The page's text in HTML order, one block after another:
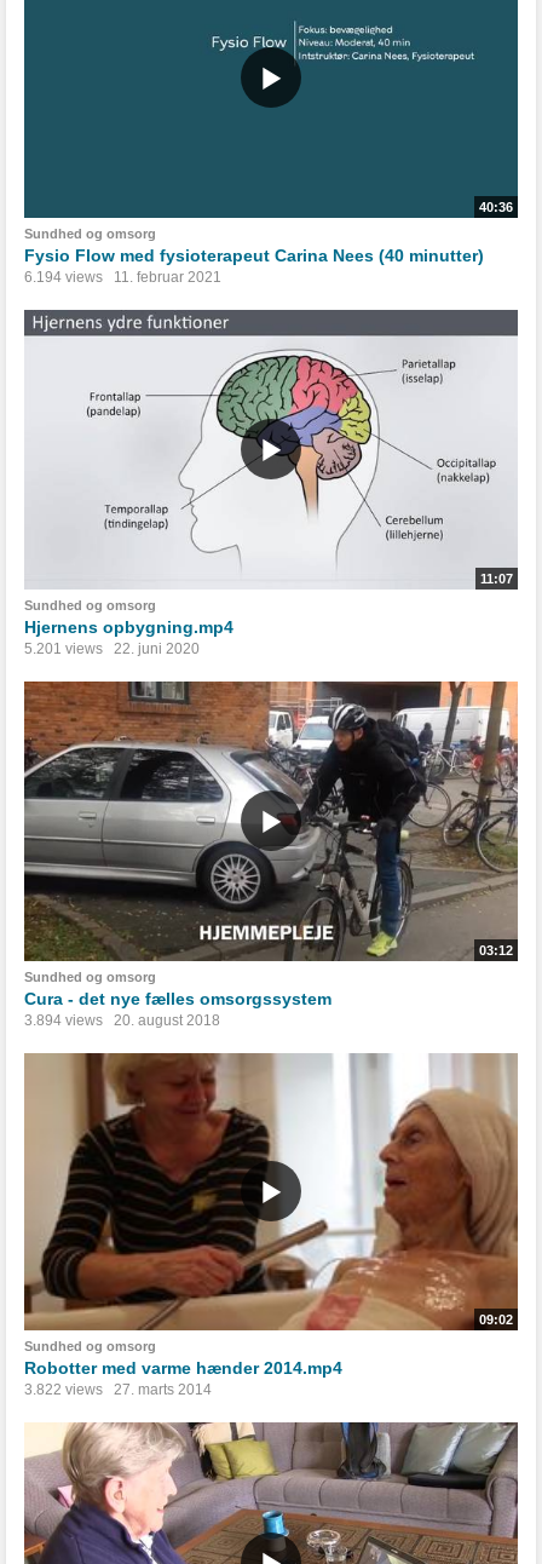
40:36
Sundhed og omsorg
Fysio Flow med fysioterapeut Carina Nees (40 minutter)
6.194 views 11. februar 2021
11:07
Sundhed og omsorg
Hjernens opbygning.mp4
5.201 views 22. juni 2020
03:12
Sundhed og omsorg
Cura - det nye fælles omsorgssystem
3.894 views 20. august 2018
09:02
Sundhed og omsorg
Robotter med varme hænder 2014.mp4
3.822 views 27. marts 2014